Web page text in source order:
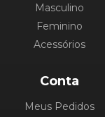
Masculino
Feminino
Acessórios
Conta
Meus Pedidos